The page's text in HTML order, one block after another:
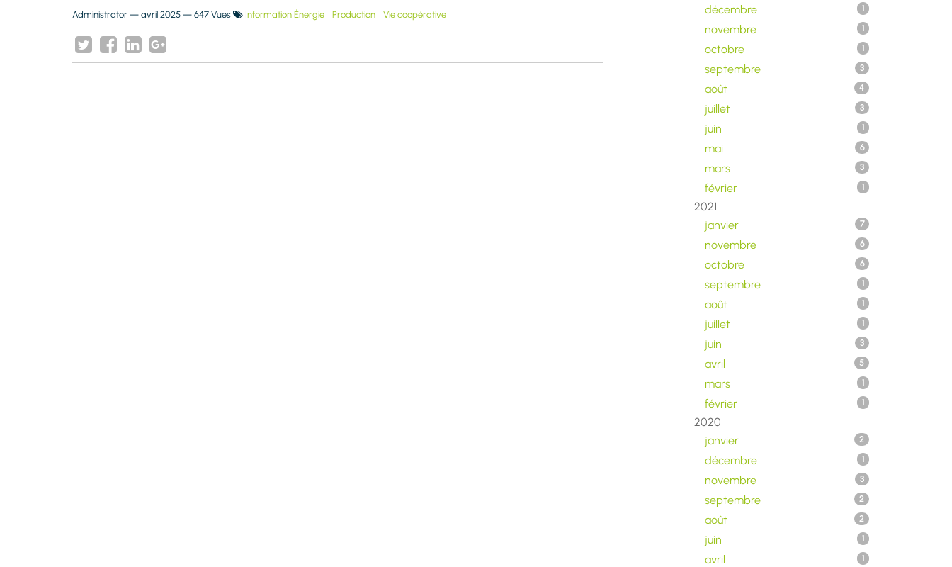
Administrator — avril 2025 — 647 Vues Information Énergie Production Vie coopérative décembre 1
novembre 1
octobre 1
septembre 3
août 4
juillet 3
juin 1
mai 6
mars 3
février 1
2021
janvier
7
novembre 6
octobre 6
septembre 1
août 1
juillet 1
juin 3
avril 5
mars 1
février 1
2020
janvier
2
décembre 1
novembre 3
septembre 2
août 2
juin 1
avril 1